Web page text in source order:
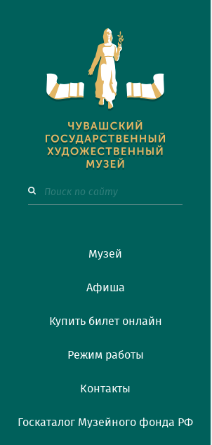
Музей
Афиша
Купить билет онлайн
Режим работы
Контакты
Госкаталог Музейного фонда РФ